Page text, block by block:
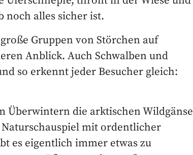
noch alles sicher ist.
Gruppen von Störchen auf
Anblick. Auch Schwalben und
so erkennt jeder Besucher gleich:
die arktischen Wildgänse
mit ordentlicher
es eigentlich immer etwas zu